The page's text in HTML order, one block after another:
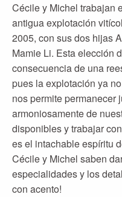
Cécile y Michel trabajan
antigua explotación
2005, con sus dos hijas
Mamie Li. Esta elección
consecuencia de una
pues la explotación ya
nos permite permanecer
armoniosamente de
disponibles y trabajar
es el intachable espíritu
Cécile y Michel saben
especialidades y los
con acento!